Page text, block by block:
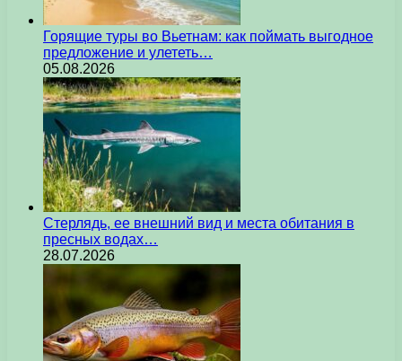
Горящие туры во Вьетнам: как поймать выгодное
предложение и улететь…
05.08.2026
Стерлядь, ее внешний вид и места обитания в
пресных водах…
28.07.2026